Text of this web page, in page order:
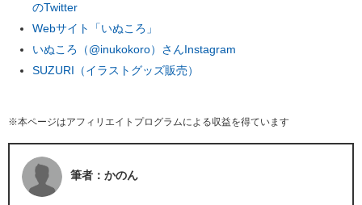
のTwitter
Webサイト「いぬころ」
いぬころ（@inukokoro）さんInstagram
SUZURI（イラストグッズ販売）
※本ページはアフィリエイトプログラムによる収益を得ています
筆者：かのん